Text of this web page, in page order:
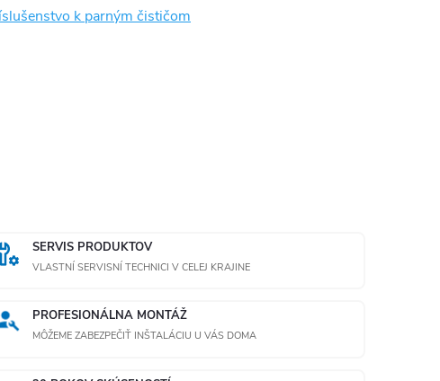
k parným čističom
SERVIS PRODUKTOV
VLASTNÍ SERVISNÍ TECHNICI V CELEJ KRAJINE
PROFESIONÁLNA MONTÁŽ
MÔŽEME ZABEZPEČIŤ INŠTALÁCIU U VÁS DOMA